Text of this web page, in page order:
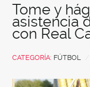
Tome y
asistencia
con Real
CATEGORÍA: FÚTBOL